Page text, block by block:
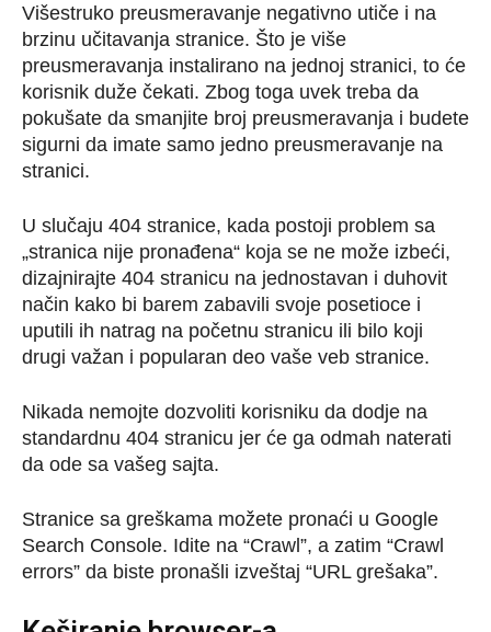
Višestruko preusmeravanje negativno utiče i na
brzinu učitavanja stranice. Što je više
preusmeravanja instalirano na jednoj stranici, to će
korisnik duže čekati. Zbog toga uvek treba da
pokušate da smanjite broj preusmeravanja i budete
sigurni da imate samo jedno preusmeravanje na
stranici.
U slučaju 404 stranice, kada postoji problem sa
„stranica nije pronađena“ koja se ne može izbeći,
dizajnirajte 404 stranicu na jednostavan i duhovit
način kako bi barem zabavili svoje posetioce i
uputili ih natrag na početnu stranicu ili bilo koji
drugi važan i popularan deo vaše veb stranice.
Nikada nemojte dozvoliti korisniku da dodje na
standardnu 404 stranicu jer će ga odmah naterati
da ode sa vašeg sajta.
Stranice sa greškama možete pronaći u Google
Search Console. Idite na “Crawl”, a zatim “Crawl
errors” da biste pronašli izveštaj “URL grešaka”.